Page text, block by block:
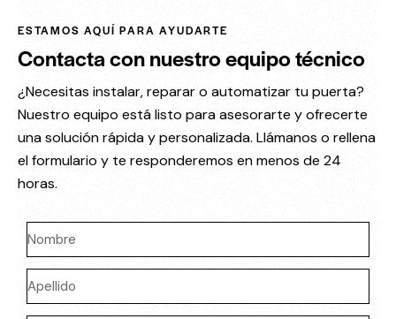
ESTAMOS AQUÍ PARA AYUDARTE
Contacta con nuestro equipo técnico
¿Necesitas instalar, reparar o automatizar tu puerta?
Nuestro equipo está listo para asesorarte y ofrecerte
una solución rápida y personalizada. Llámanos o rellena
el formulario y te responderemos en menos de 24
horas.